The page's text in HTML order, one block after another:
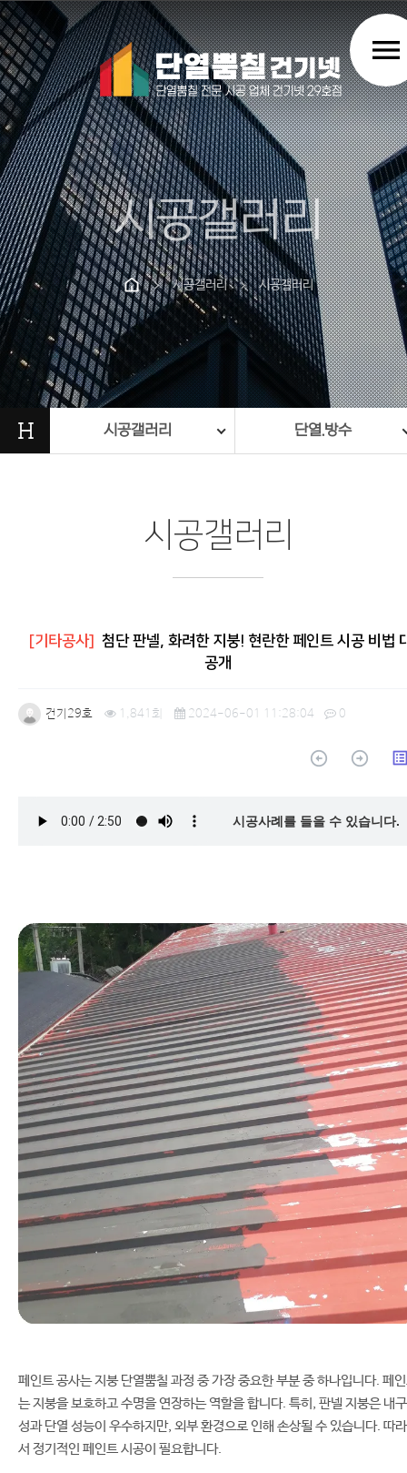
menu
시공갤러리
chevron_right 시공갤러리 chevron_right 시공갤러리
H 시공갤러리 단열.방수
시공갤러리
[기타공사]
첨단 판넬, 화려한 지붕! 현란한 페인트 시공 비법
공개
건기29호 1,841회 2024-06-01 11:28:04 0
arrow_circle_up arrow_circle_up
시공사례를 들을 수 있습니다.
페인트 공사는 지붕 단열뿜칠 과정 중 가장 중요한 부분 중 하나입니다. 페
는 지붕을 보호하고 수명을 연장하는 역할을 합니다. 특히, 판넬 지붕은 내구
성과 단열 성능이 우수하지만, 외부 환경으로 인해 손상될 수 있습니다. 따라
서 정기적인 페인트 시공이 필요합니다.